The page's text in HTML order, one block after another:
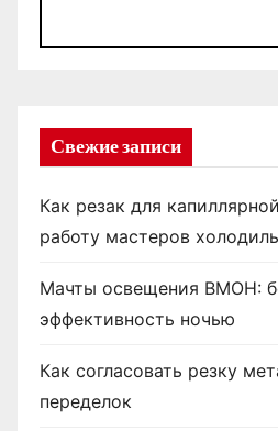
Свежие записи
Как резак для
работу мастеров
Мачты освещения ВМОН:
эффективность ночью
Как согласовать резку
переделок